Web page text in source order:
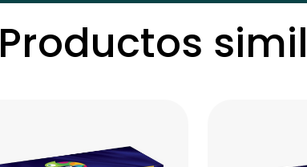
Productos